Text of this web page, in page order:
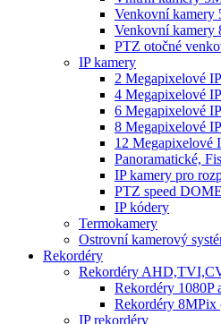
Venkovní kamery
Venkovní kamery
PTZ otočné
IP kamery
2 Megapixelové
4 Megapixelové
6 Megapixelové
8 Megapixelové
12 Megapixelové
Panoramatické,
IP kamery pro
PTZ speed
IP kódery
Termokamery
Ostrovní kamerový
Rekordéry
Rekordéry
Rekordéry 1080P
Rekordéry 8MPix
IP rekordéry